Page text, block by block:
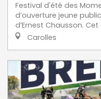
Festival d'été des
d’ouverture jeune
d’Ernest Chausson.
Carolles